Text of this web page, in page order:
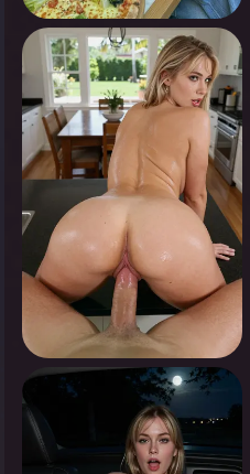
0
Appuyez pour voir
0
Appuyez pour voir